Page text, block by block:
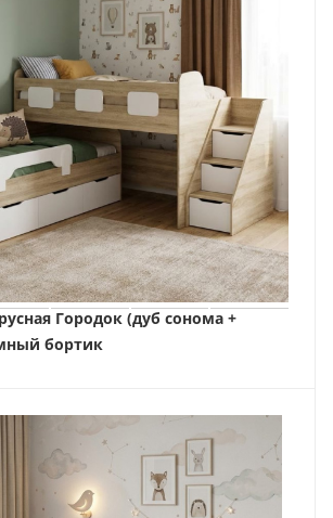
Городок (дуб сонома +
бортик